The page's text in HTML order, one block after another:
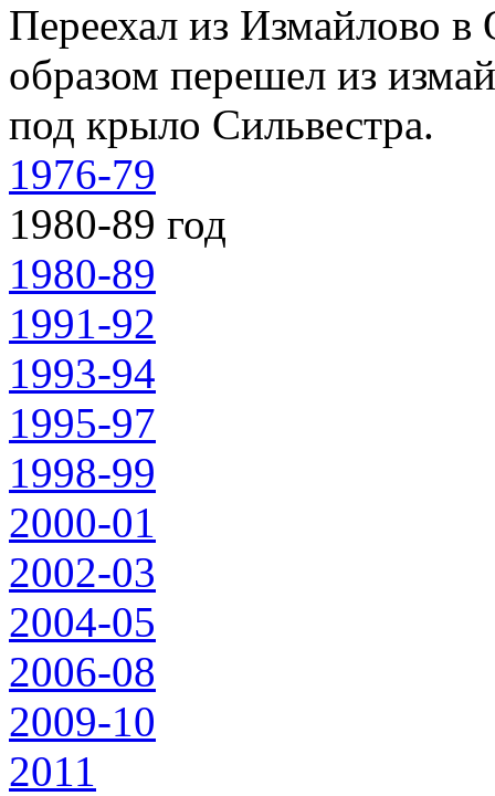
Переехал из Измайлово
образом перешел из
под крыло Сильвестра.
1976-79
1980-89 год
1980-89
1991-92
1993-94
1995-97
1998-99
2000-01
2002-03
2004-05
2006-08
2009-10
2011